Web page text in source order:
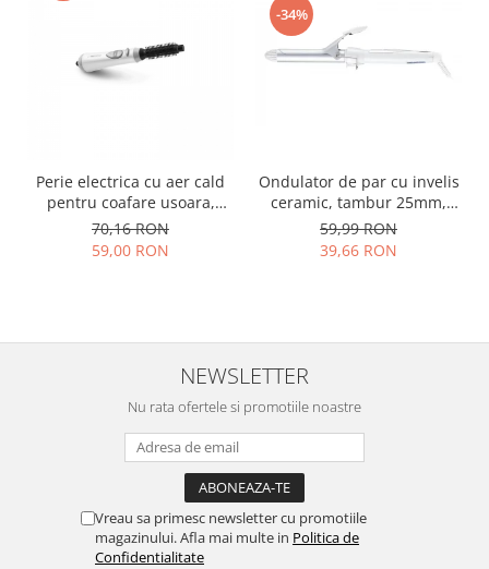
Perie electrica cu aer cald
pentru coafare usoara,
alba, 3 niveluri de
ventilatie, alba
70,16 RON
59,00 RON
-34%
Ondulator de par cu invelis
ceramic, tambur 25mm,
incalzire rapida pentru
bucle luxuriante, alb
59,99 RON
39,66 RON
NEWSLETTER
Nu rata ofertele si promotiile noastre
Vreau sa primesc newsletter cu promotiile
magazinului. Afla mai multe in Politica de
Confidentialitate